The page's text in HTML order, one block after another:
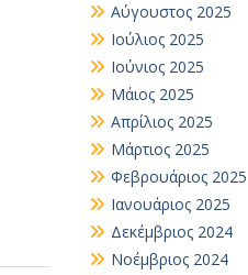
Αύγουστος 2025
Ιούλιος 2025
Ιούνιος 2025
Μάιος 2025
Απρίλιος 2025
Μάρτιος 2025
Φεβρουάριος 2025
Ιανουάριος 2025
Δεκέμβριος 2024
Νοέμβριος 2024